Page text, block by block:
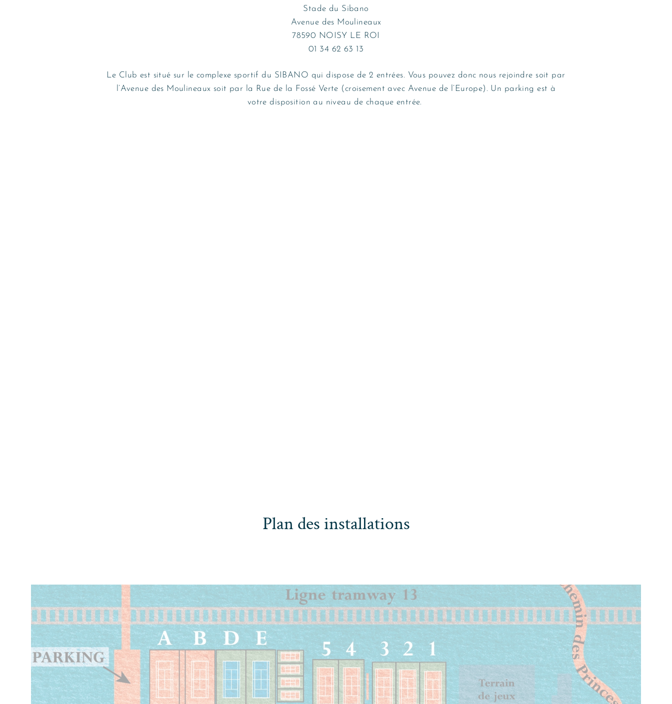
Stade du Sibano
Avenue des Moulineaux
78590 NOISY LE ROI
01 34 62 63 13
Le Club est situé sur le complexe sportif du SIBANO qui dispose de 2 entrées. Vous pouvez donc nous rejoindre soit par
l’Avenue des Moulineaux soit par la Rue de la Fossé Verte (croisement avec Avenue de l’Europe). Un parking est à
votre disposition au niveau de chaque entrée.
Plan des installations